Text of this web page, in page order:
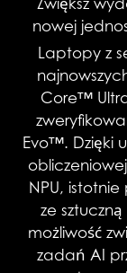
nowej
Laptopy z
Core™
Evo™. Dzięki
NPU,
ze
możliwość
zadań AI